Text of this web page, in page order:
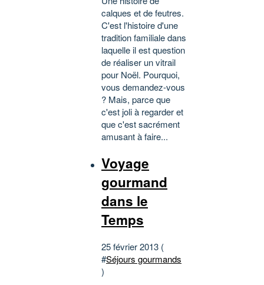
calques et de feutres.
C'est l'histoire d'une
tradition familiale dans
laquelle il est question
de réaliser un vitrail
pour Noël. Pourquoi,
vous demandez-vous
? Mais, parce que
c'est joli à regarder et
que c'est sacrément
amusant à faire...
Voyage
gourmand
dans le
Temps
25 février 2013 (
#Séjours gourmands
)